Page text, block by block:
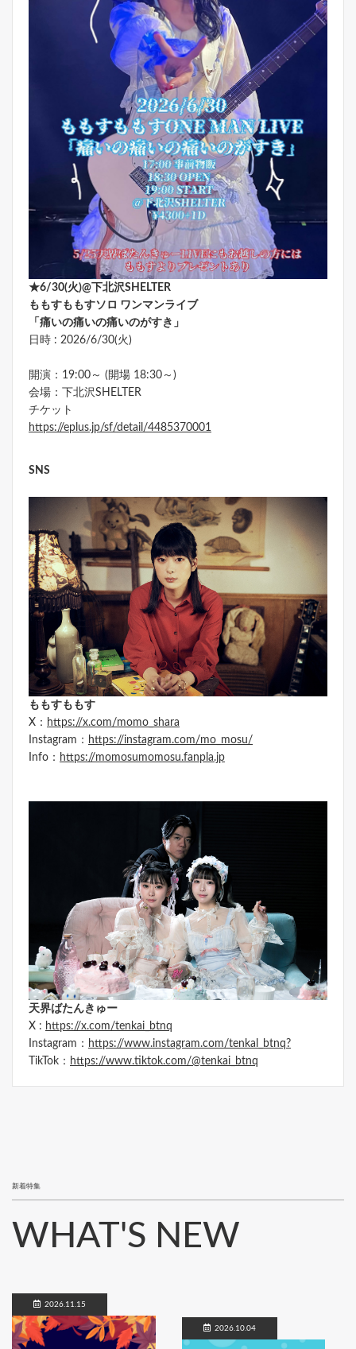
★6/30(火)@下北沢SHELTER
ももすももすソロ ワンマンライブ
「痛いの痛いの痛いのがすき」
日時 : 2026/6/30(火)
開演：19:00～ (開場 18:30～)
会場：下北沢SHELTER
チケット
https://eplus.jp/sf/detail/4485370001
SNS
ももすももす
X： https://x.com/momo_shara
Instagram： https://instagram.com/mo_mosu/
Info： https://momosumomosu.fanpla.jp
天界ばたんきゅー
X : https://x.com/tenkai_btnq
Instagram： https://www.instagram.com/tenkal_btnq?
TikTok： https://www.tiktok.com/@tenkai_btnq
新着特集
WHAT'S NEW
2026.11.15
2026.10.04